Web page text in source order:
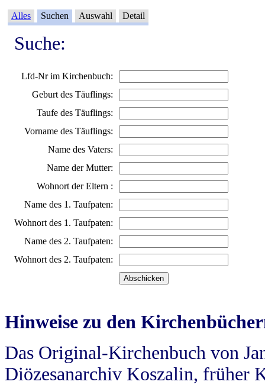
Alles Suchen Auswahl Detail
Suche:
Lfd-Nr im Kirchenbuch:
Geburt des Täuflings:
Taufe des Täuflings:
Vorname des Täuflings:
Name des Vaters:
Name der Mutter:
Wohnort der Eltern :
Name des 1. Taufpaten:
Wohnort des 1. Taufpaten:
Name des 2. Taufpaten:
Wohnort des 2. Taufpaten:
Hinweise zu den
Das Original-Kirchenbuch von
Diözesanarchiv Koszalin, früher